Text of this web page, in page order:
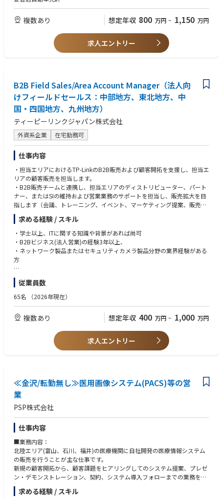
複数あり 想定年収 800 万円 ~ 1,150 万円
求人エントリー
B2B Field Sales/Area Account Manager（法人向
けフィールドセールス：中部地方、東北地方、中
国・四国地方、九州地方）
ティーピーリンクジャパン株式会社
外資系企業 在宅勤務可
仕事内容
・担当エリアにおけるTP-LinkのB2B販売および顧客開拓を支援し、担当エ
リアの顧客販売を担当します。
・B2B販売チームと連携し、担当エリアのディストリビューター、パート
ナー、またはSIの維持および営業業務のサポートを担当し、販売拡大を目
指します（会議、トレーニング、イベント、マーケティング提案、販売資
料の配布など）。
・担当エリアの新規チャネル、新規B2Bディストリビューター、新規シス
テムインテグレーターの開拓、B2B販売拡大への取り組み（コールドコー
ル、メール連絡、会議での問い合わせなど）。
・中小企業向け製品の販売力強化を目的とした、関連するB2Bイベント、
活動、またはプログラムのサポート。
・上記以外のB2Bビジネスに関連する業務
求める経験 / スキル
・学士以上、ITに関する知識や背景があれば尚可
・B2Bビジネス(法人営業)の経験3年以上、
・ネットワーク製品またはセキュリティカメラ製品分野の業界経験がある
方
【求める人物像】
・積極的で、効率性があり、物事を積極的に考え、新しい挑戦を好み、常
に学び、向上心がある方
従業員数
65名 （2026年現在）
複数あり 想定年収 400 万円 ~ 1,000 万円
求人エントリー
≪金沢/転勤無し≫医用画像システム(PACS)等の営
業
PSP株式会社
仕事内容
■業務内容：
北陸エリア(富山、石川、福井)の医療機関に自社開発の医療情報システム
の販売を行うことが主な仕事です。
新規の顧客開拓から、顧客課題をヒアリングしてのシステム提案、プレゼ
ン・デモンストレーション、契約、システム導入フォローまでの業務を行
っていただきます。
システム導入後、顧客との信頼関係を構築し、クロスセル、アップセルを
求める経験 / スキル